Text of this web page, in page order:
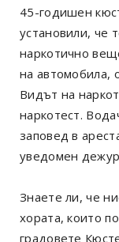
45-годишен
установили, че
наркотично
на автомобила,
Видът на
наркотест.
заповед в
уведомен
Знаете ли, че
хората, които
градовете